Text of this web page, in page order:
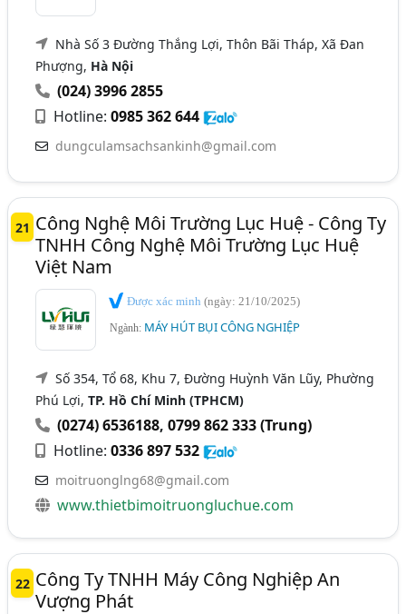
Nhà Số 3 Đường Thắng Lợi, Thôn Bãi Tháp, Xã Đan
Phượng, Hà Nội
(024) 3996 2855
Hotline:0985 362 644
dungculamsachsankinh@gmail.com
21 Công Nghệ Môi Trường Lục Huệ - Công Ty
TNHH Công Nghệ Môi Trường Lục Huệ
Việt Nam
Được xác minh(ngày: 21/10/2025)
Ngành: MÁY HÚT BỤI CÔNG NGHIỆP
Số 354, Tổ 68, Khu 7, Đường Huỳnh Văn Lũy, Phường
Phú Lợi,TP. Hồ Chí Minh (TPHCM)
(0274) 6536188,0799 862 333 (Trung)
Hotline:0336 897 532
moitruonglng68@gmail.com
www.thietbimoitruongluchue.com
22 Công Ty TNHH Máy Công Nghiệp An
Vượng Phát